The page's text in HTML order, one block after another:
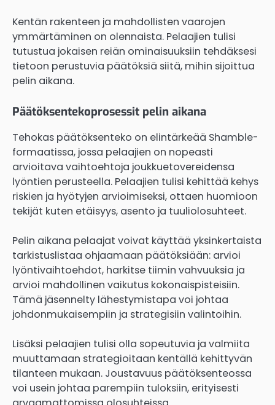
Kentän rakenteen ja mahdollisten vaarojen
ymmärtäminen on olennaista. Pelaajien tulisi
tutustua jokaisen reiän ominaisuuksiin tehdäksesi
tietoon perustuvia päätöksiä siitä, mihin sijoittua
pelin aikana.
Päätöksentekoprosessit pelin aikana
Tehokas päätöksenteko on elintärkeää Shamble-
formaatissa, jossa pelaajien on nopeasti
arvioitava vaihtoehtoja joukkuetovereidensa
lyöntien perusteella. Pelaajien tulisi kehittää kehys
riskien ja hyötyjen arvioimiseksi, ottaen huomioon
tekijät kuten etäisyys, asento ja tuuliolosuhteet.
Pelin aikana pelaajat voivat käyttää yksinkertaista
tarkistuslistaa ohjaamaan päätöksiään: arvioi
lyöntivaihtoehdot, harkitse tiimin vahvuuksia ja
arvioi mahdollinen vaikutus kokonaispisteisiin.
Tämä jäsennelty lähestymistapa voi johtaa
johdonmukaisempiin ja strategisiin valintoihin.
Lisäksi pelaajien tulisi olla sopeutuvia ja valmiita
muuttamaan strategioitaan kentällä kehittyvän
tilanteen mukaan. Joustavuus päätöksenteossa
voi usein johtaa parempiin tuloksiin, erityisesti